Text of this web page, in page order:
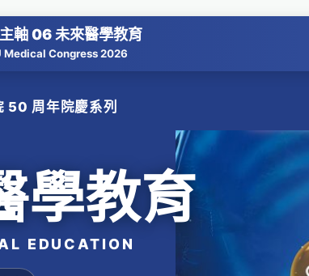
軸 06 未來醫學教育
Medical Congress 2026
50 周年院慶系列
學教育
EDUCATION